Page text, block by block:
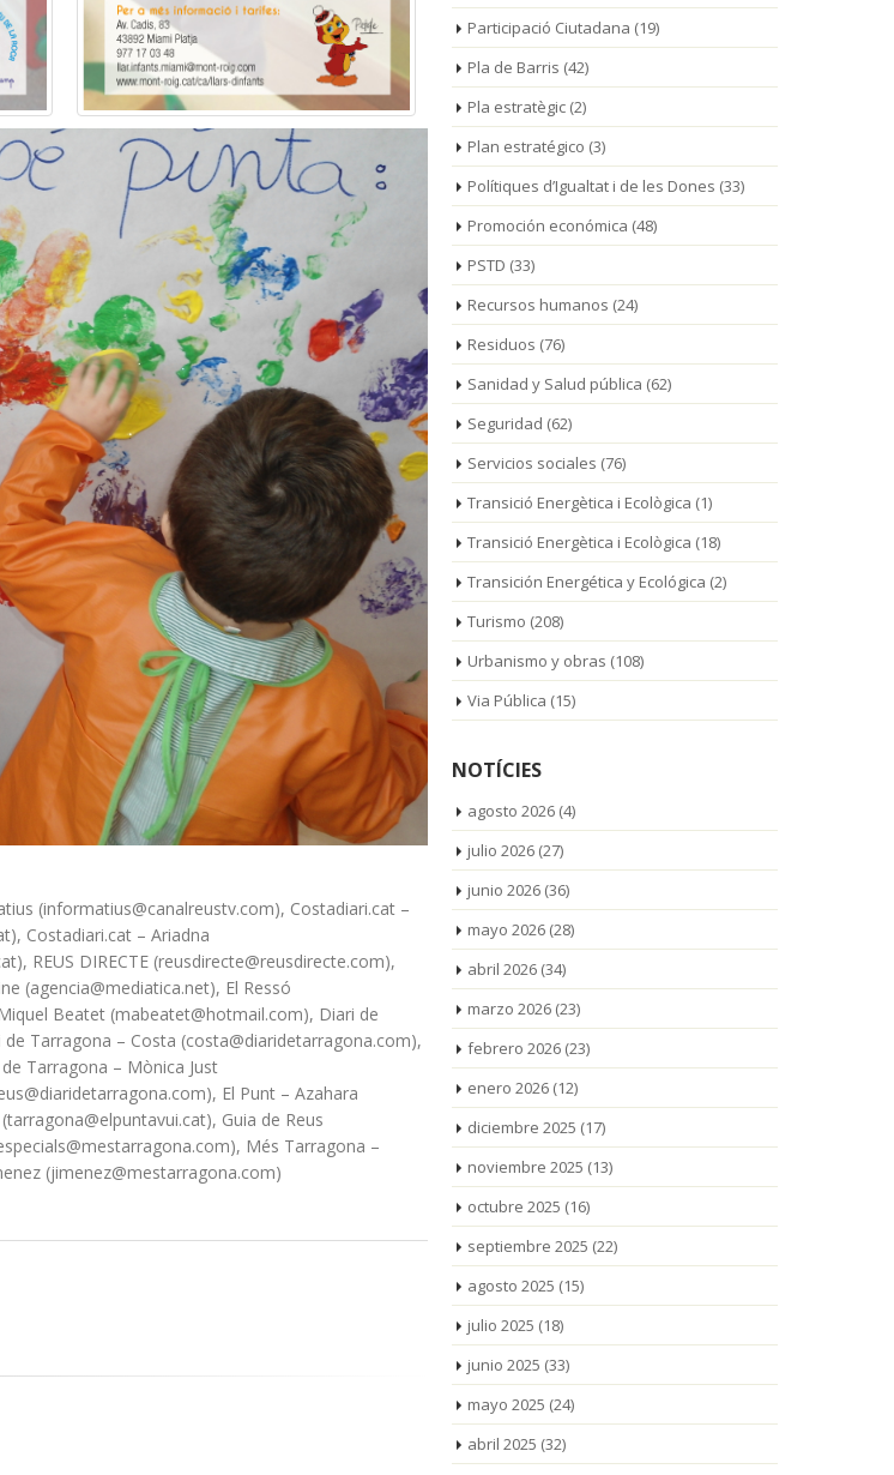
(informatius@canalreustv.com), Costadiari.cat –
Costadiari.cat – Ariadna
REUS DIRECTE (reusdirecte@reusdirecte.com),
(agencia@mediatica.net), El Ressó
Beatet (mabeatet@hotmail.com), Diari de
Tarragona – Costa (costa@diaridetarragona.com),
Tarragona – Mònica Just
El Punt – Azahara
Guia de Reus
Més Tarragona –
(jimenez@mestarragona.com)
Participació Ciutadana (19)
Pla de Barris (42)
Pla estratègic(2)
Plan estratégico (3)
Polítiques d’Igualtat i de les Dones (33)
Promoción económica (48)
PSTD (33)
Recursos humanos (24)
Residuos (76)
Sanidad y Salud pública (62)
Seguridad (62)
Servicios sociales (76)
Transició Energètica i Ecològica (1)
Transició Energètica i Ecològica (18)
Transición Energética y Ecológica (2)
Turismo (208)
Urbanismo y obras (108)
Via Pública (15)
NOTÍCIES
agosto 2026(4)
julio 2026(27)
junio 2026(36)
mayo 2026(28)
abril 2026(34)
marzo 2026(23)
febrero 2026(23)
enero 2026(12)
diciembre 2025 (17)
noviembre 2025 (13)
octubre 2025 (16)
septiembre 2025 (22)
agosto 2025 (15)
julio 2025 (18)
junio 2025 (33)
mayo 2025 (24)
abril 2025 (32)